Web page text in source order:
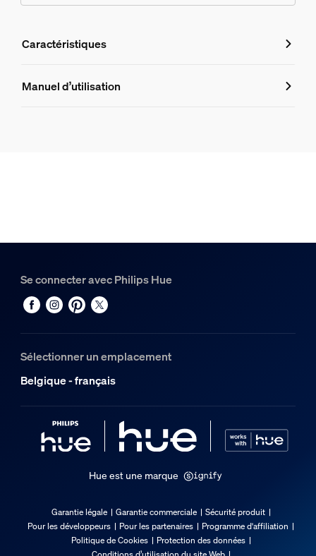
Caractéristiques
Caractéristiques
Matériaux
Divers
Dimensions et poids de l’emballage
Code barre produit
8721103190024
Poids net
0,02 kg
Hauteur
Manuel d’utilisation
Se connecter avec Philips Hue
Sélectionner un emplacement
Belgique - français
Hue est une marque
Garantie légale Garantie commerciale
Sécurité produit
Pour les développeurs
Pour les partenaires
Programme d'affiliation
Politique de Cookies
Protection des données